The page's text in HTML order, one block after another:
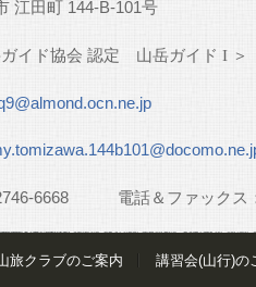
江田町 144-B-101号
イド協会 認定 山岳ガイド I ＞
6668電話＆ファックス
旅クラブのご案内 講習会(山行)の